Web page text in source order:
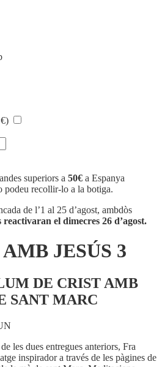
€)
superiors a 50€ a Espanya
podeu recollir-lo a la botiga.
de l’1 al 25 d’agost, ambdòs
reactivaran el dimecres 26 d’agost.
JESÚS 3
DE CRIST AMB
SANT MARC
les dues entregues anteriors, Fra
inspirador a través de les pàgines de